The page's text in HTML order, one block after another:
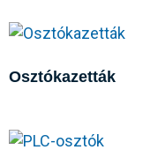
Osztókazetták